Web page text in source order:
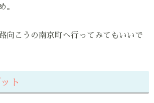
。
向こうの南京町へ行ってみてもいいで
ト